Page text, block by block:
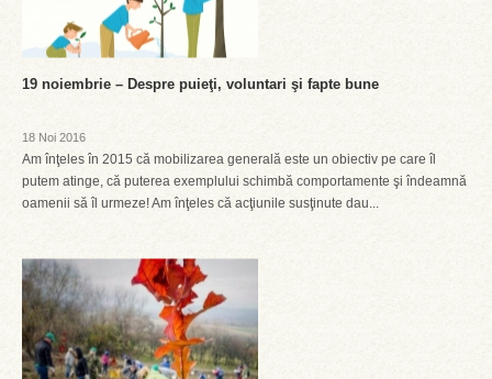
19 noiembrie – Despre puieţi, voluntari şi fapte bune
18 Noi 2016
Am înţeles în 2015 că mobilizarea generală este un obiectiv pe care îl
putem atinge, că puterea exemplului schimbă comportamente şi îndeamnă
oamenii să îl urmeze! Am înţeles că acţiunile susţinute dau...